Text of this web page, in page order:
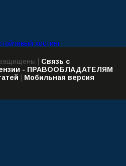
| Связь с
- ПРАВООБЛАДАТЕЛЯМ
Мобильная версия